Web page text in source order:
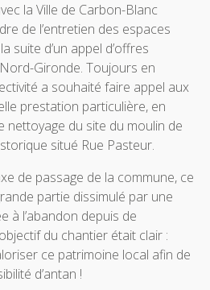
la Ville de Carbon-Blanc
de l’entretien des espaces
suite d’un appel d’offres
Gironde. Toujours en
a souhaité faire appel aux
prestation particulière, en
nettoyage du site du moulin de
situé Rue Pasteur.
de passage de la commune, ce
partie dissimulé par une
à l’abandon depuis de
du chantier était clair :
ce patrimoine local afin de
d’antan !